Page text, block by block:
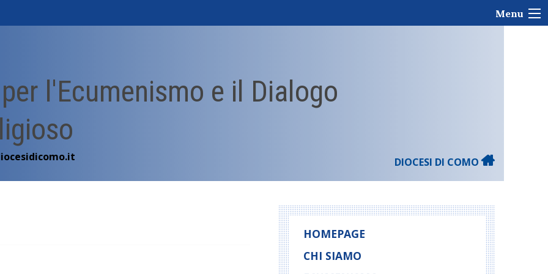
Menu
l'Ecumenismo e il Dialogo
DIOCESI DI COMO
HOMEPAGE
CHI SIAMO